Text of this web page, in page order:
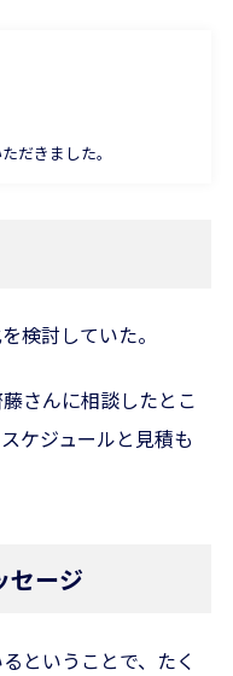
だきました。
検討していた。
さんに相談したとこ
ケジュールと見積も
セージ
ということで、たく
ら、お気軽にお問合
する
ださい。